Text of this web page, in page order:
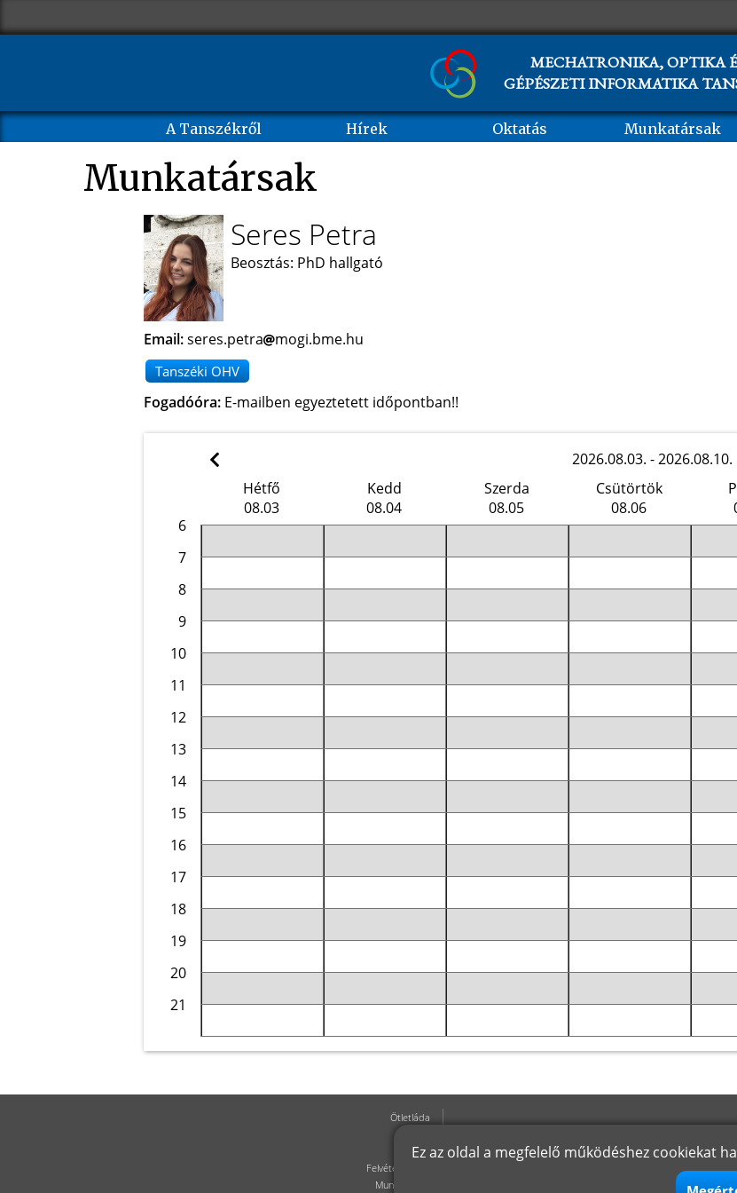
Ez az oldal a megfelelő működéshez cookiekat
MECHATRONIKA, OPTIKA
GÉPÉSZETI INFORMATIKA
A Tanszékről Hírek Oktatás Munkatársak
Munkatársak
Seres Petra
Beosztás: PhD hallgató
Email:seres.petra mogi.bme.hu
Tanszéki OHV
Fogadóóra: E-mailben egyeztetett időpontban!!
2026.08.03. - 2026.08.10.
Hétfő
08.03
Kedd
08.04
Szerda
08.05
Csütörtök
08.06
6
7
8
9
10
11
12
13
14
15
16
17
18
19
20
21
Ötletláda
Hírek
Felvételizőknek
Munkatársak